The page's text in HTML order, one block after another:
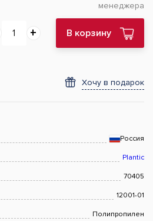
менеджера
В корзину
Хочу в подарок
Россия
Plantic
70405
12001-01
Полипропилен